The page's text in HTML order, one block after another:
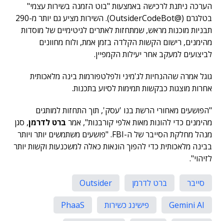
הערכה ניתנת לרכישה באמצעות "בוט הזמנה בשירות עצמי"
בטלגרם (@OutsiderCodeBot). השירות מציע גם יותר מ-290
תבניות מוכנות מראש, שמתחזות לאתרים לגיטימיים של מוסדות
מהימנים, רישום הקשות הקלדה בזמן אמת, ולוח מחוונים
לביצועים למעקב אחר יעילות הקמפיין.
גוגל אמרה שההנחיות לג'מיני ולפלטפורמות בינה מלאכותית
אחרות מוצגות כבקשות תמימות לסיוע בתכנות.
"הפושעים מאחורי הרשת בנו 'עסק', תוך התחזות למותגים
מהימנים כדי להונות מאות אלפי קורבנות", אמר ברט לדרמן, סגן
מנהל מחלקת הסייבר של ה-FBI. "פושעים משתמשים יותר ויותר
בבינה מלאכותית כדי להפוך הונאות כאלה למשכנעות וקשות יותר
לזיהוי".
סייבר ברט לדרמן
Outsider
Gemini AI
פישינג כשירות
PhaaS